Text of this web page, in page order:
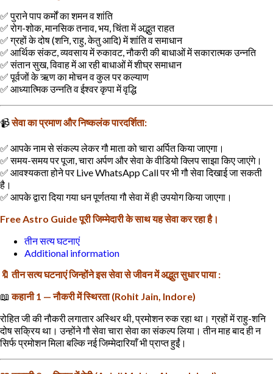
✅ पुराने पाप कर्मों का शमन व शांति
✅ रोग-शोक, मानसिक तनाव, भय, चिंता में अद्भुत राहत
✅ ग्रहों के दोष (शनि, राहु, केतु आदि) में शांति व समाधान
✅ आर्थिक संकट, व्यवसाय में रुकावट, नौकरी की बाधाओं में सकारात्मक उन्नति
✅ संतान सुख, विवाह में आ रही बाधाओं में शीघ्र समाधान
✅ पूर्वजों के ऋण का मोचन व कुल पर कल्याण
✅ आध्यात्मिक उन्नति व ईश्वर कृपा में वृद्धि
📹सेवा का प्रमाण और निष्कलंक पारदर्शिता:
✅ आपके नाम से संकल्प लेकर गौ माता को चारा अर्पित किया जाएगा।
✅ समय-समय पर पूजा, चारा अर्पण और सेवा के वीडियो क्लिप साझा किए जाएंगे।
✅ आवश्यकता होने पर Live WhatsApp Call पर भी गौ सेवा दिखाई जा सकती
है।
✅ आपके द्वारा दिया गया धन पूर्णतया गौ सेवा में ही उपयोग किया जाएगा।
Free Astro Guide पूरी जिम्मेदारी के साथ यह सेवा कर रहा है।
तीन सत्य घटनाएं
Additional information
🔖 तीन सत्य घटनाएं जिन्होंने इस सेवा से जीवन में अद्भुत सुधार पाया :
📖कहानी 1 — नौकरी में स्थिरता (Rohit Jain, Indore)
रोहित जी की नौकरी लगातार अस्थिर थी, प्रमोशन रुक रहा था। ग्रहों में राहु-शनि
दोष सक्रिय था। उन्होंने गौ सेवा चारा सेवा का संकल्प लिया। तीन माह बाद ही न
सिर्फ प्रमोशन मिला बल्कि नई जिम्मेदारियाँ भी प्राप्त हुईं।